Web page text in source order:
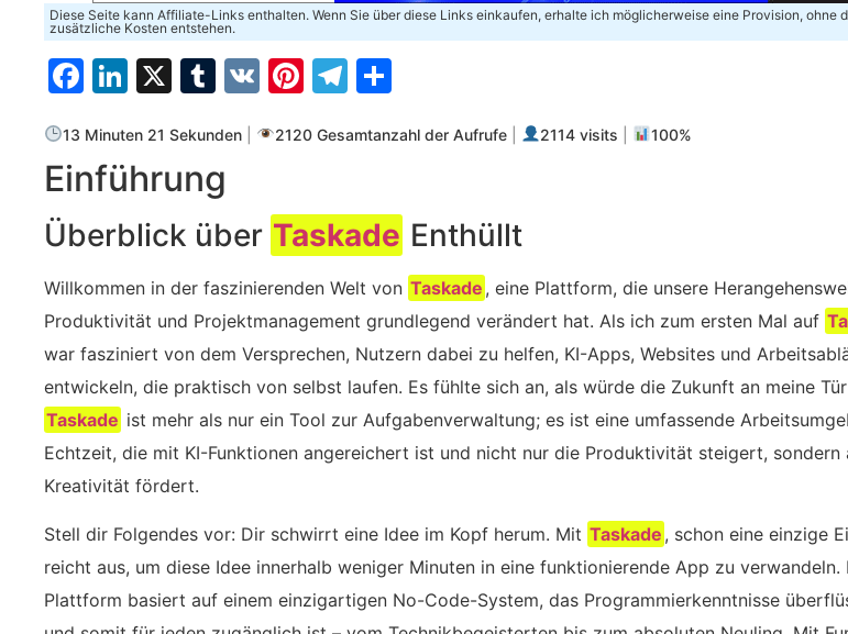
Diese Seite kann Affiliate-Links enthalten. Wenn Sie über diese Links einkaufen, erhalte ich möglicherweise eine Provision, ohne
zusätzliche Kosten entstehen.
Facebook
LinkedIn
X Tumblr
VK Pinterest
Telegram
13 Minuten 21 Sekunden 2120 Gesamtanzahl der Aufrufe 2114 visits 100%
Einführung
Überblick über Taskade Enthüllt
Willkommen in der faszinierenden Welt von Taskade , eine Plattform, die unsere
Produktivität und Projektmanagement grundlegend verändert hat. Als ich zum ersten Mal auf
war fasziniert von dem Versprechen, Nutzern dabei zu helfen, KI-Apps, Websites und
entwickeln, die praktisch von selbst laufen. Es fühlte sich an, als würde die Zukunft an meine
Taskade ist mehr als nur ein Tool zur Aufgabenverwaltung; es ist eine umfassende
Echtzeit, die mit KI-Funktionen angereichert ist und nicht nur die Produktivität steigert, sondern
Kreativität fördert.
Stell dir Folgendes vor: Dir schwirrt eine Idee im Kopf herum. Mit Taskade , schon eine einzige
reicht aus, um diese Idee innerhalb weniger Minuten in eine funktionierende App zu verwandeln.
Plattform basiert auf einem einzigartigen No-Code-System, das Programmierkenntnisse